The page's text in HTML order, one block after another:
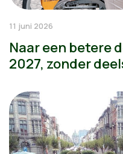
11 juni 2026
Naar een betere
2027, zonder